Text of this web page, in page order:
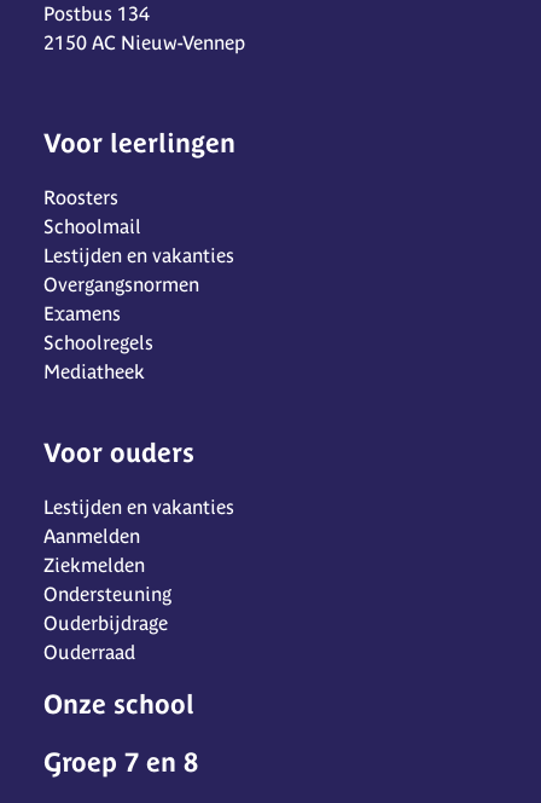
Postbus 134
2150 AC Nieuw-Vennep
Voor leerlingen
Roosters
Schoolmail
Lestijden en vakanties
Overgangsnormen
Examens
Schoolregels
Mediatheek
Voor ouders
Lestijden en vakanties
Aanmelden
Ziekmelden
Ondersteuning
Ouderbijdrage
Ouderraad
Onze school
Groep 7 en 8